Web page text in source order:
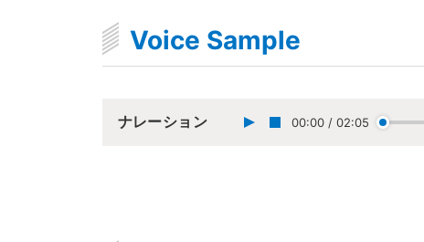
Voice Sample
ナレーション 00:00 / 02:05